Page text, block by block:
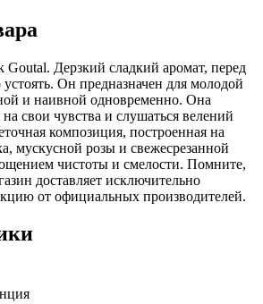
Goutal. Дерзкий сладкий аромат, перед
Он предназначен для молодой
и наивной одновременно. Она
свои чувства и слушаться велений
композиция, построенная на
мускусной розы и свежесрезанной
чистоты и смелости. Помните,
доставляет исключительно
от официальных производителей.